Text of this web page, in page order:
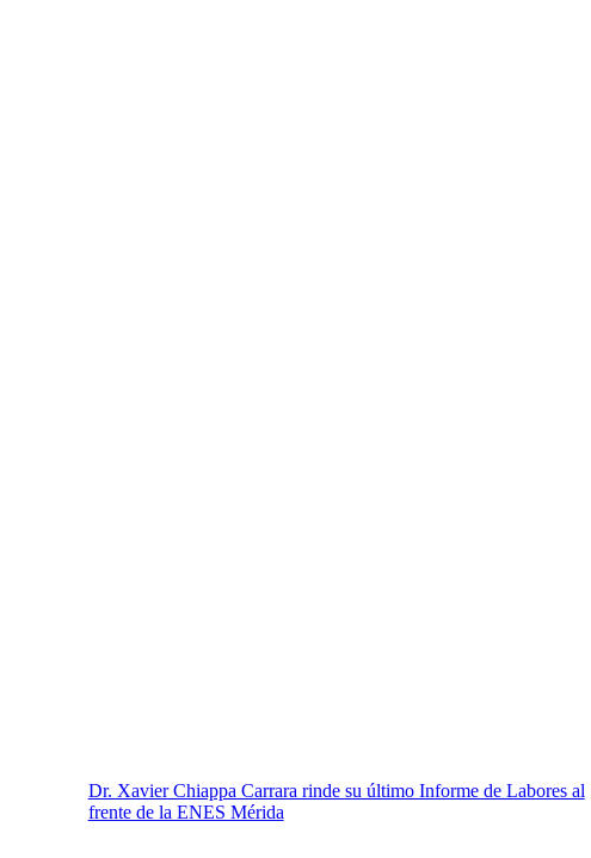
Dr. Xavier Chiappa Carrara rinde su último Informe de Labores al
frente de la ENES Mérida